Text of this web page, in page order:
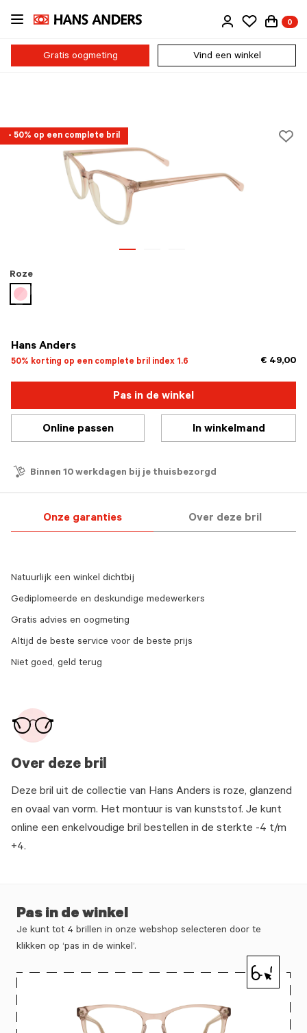
Ga
naar
inhoud
0
Gratis oogmeting Vind een winkel
- 50% op een complete bril
Hans Anders
50% korting op een complete bril index 1.6 € 49,00
Roze
geselecteerd
Pas in de winkel
Online passen In winkelmand
Binnen 10 werkdagen bij je thuisbezorgd
Onze garanties Over deze bril
Over deze bril
Deze bril uit de collectie van Hans Anders is roze, glanzend
en ovaal van vorm. Het montuur is van kunststof. Je kunt
online een enkelvoudige bril bestellen in de sterkte -4 t/m
+4.
Natuurlijk een winkel dichtbij
Gediplomeerde en deskundige medewerkers
Gratis advies en oogmeting
Altijd de beste service voor de beste prijs
Niet goed, geld terug
Pas in de winkel
Je kunt tot 4 brillen in onze webshop selecteren door te
klikken op ‘pas in de winkel’.